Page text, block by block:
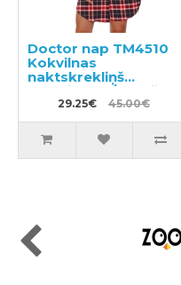
Doctor nap TM4510
Kokvilnas
naktskrekliņš
grūtniecēm/barošanai
29.25€ 45.00€